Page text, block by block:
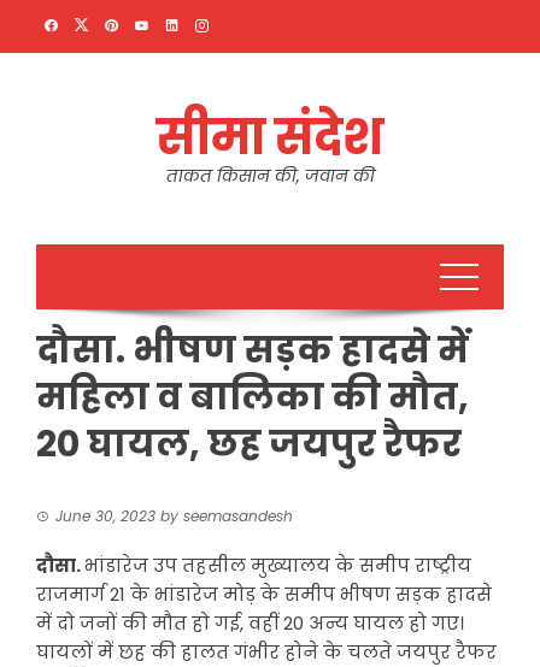
सीमा संदेश
ताकत किसान की, जवान की
दौसा. भीषण सड़क हादसे में
महिला व बालिका की मौत,
20 घायल, छह जयपुर रैफर
June 30, 2023 by seemasandesh
दौसा.भांडारेज उप तहसील मुख्यालय के समीप राष्ट्रीय
राजमार्ग 21 के भांडारेज मोड़ के समीप भीषण सड़क हादसे
में दो जनों की मौत हो गई, वहीं 20 अन्य घायल हो गए।
घायलों में छह की हालत गंभीर होने के चलते जयपुर रैफर